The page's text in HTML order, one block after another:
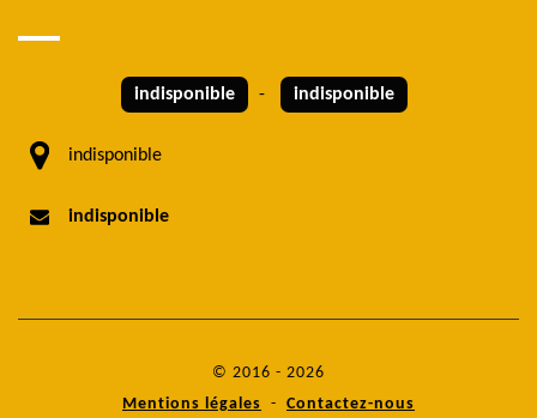
indisponible - indisponible
indisponible
indisponible
© 2016 - 2026
Mentions légales - Contactez-nous